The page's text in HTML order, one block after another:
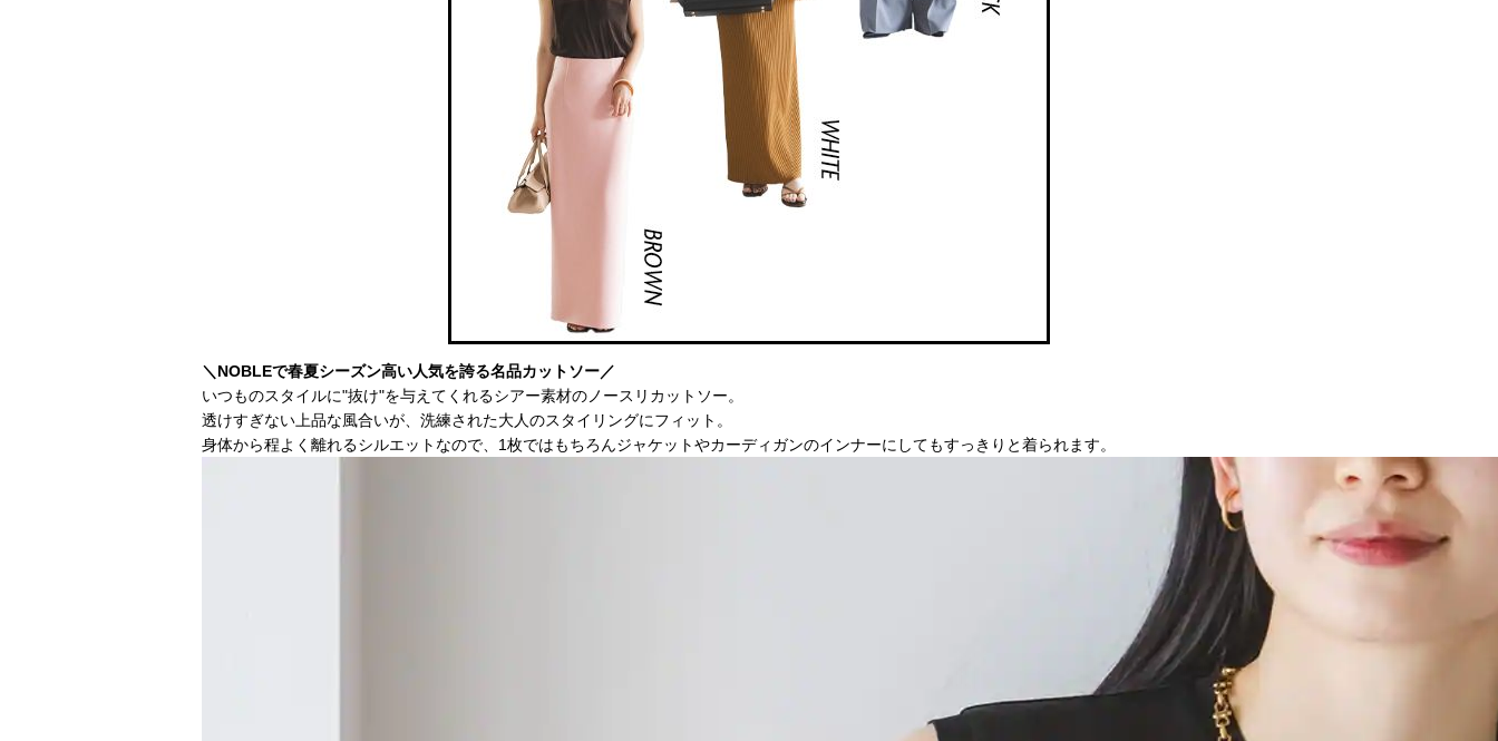
＼NOBLEで春夏シーズン高い人気を誇る名品カットソー／
いつものスタイルに"抜け"を与えてくれるシアー素材のノースリカットソー。
透けすぎない上品な風合いが、洗練された大人のスタイリングにフィット。
身体から程よく離れるシルエットなので、1枚ではもちろんジャケットやカーディガンのインナーにしてもすっきりと着られます。